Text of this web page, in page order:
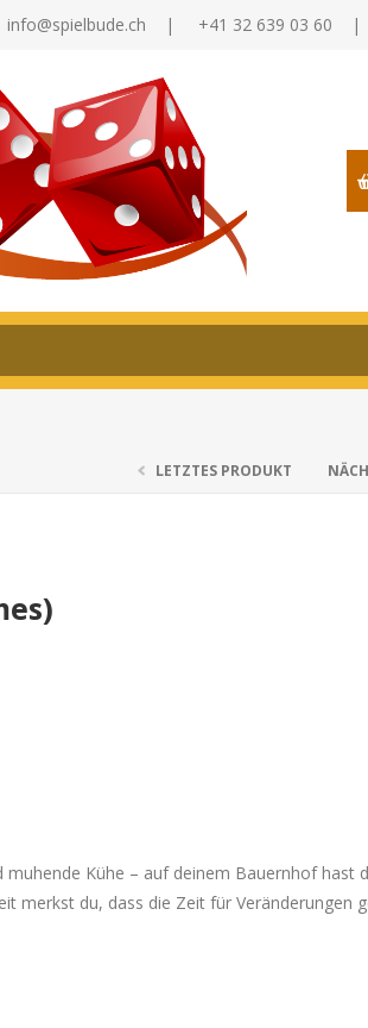
info@spielbude.ch | +41 32 639 03 60 |
LETZTES PRODUKT
Kühe – auf deinem Bauernhof hast
merkst du, dass die Zeit für Veränderungen